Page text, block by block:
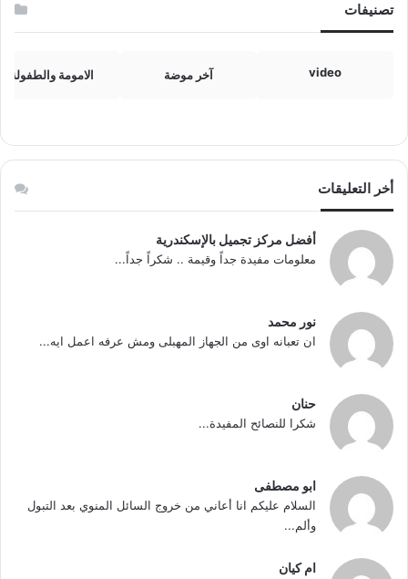
تصنيفات
video آخر موضة الامومة والطفولة
أخر التعليقات
أفضل مركز تجميل بالإسكندرية
معلومات مفيدة جداً وقيمة .. شكراً جداً...
نور محمد
ان تعبانه اوى من الجهاز المهبلى ومش عرفه اعمل ايه...
حنان
شكرا للنصائح المفيدة...
ابو مصطفى
السلام عليكم انا أعاني من خروج السائل المنوي بعد التبول
وألم...
ام كيان